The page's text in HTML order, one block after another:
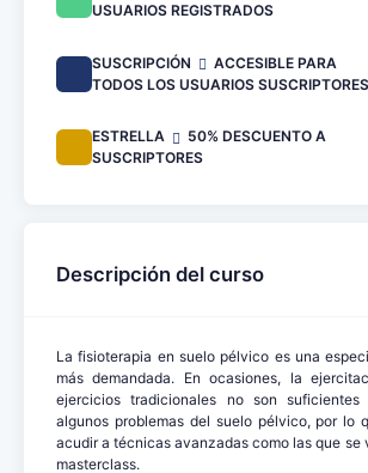
USUARIOS REGISTRADOS
SUSCRIPCIÓN
ACCESIBLE PARA
TODOS LOS USUARIOS SUSCRIPTORES
ESTRELLA
50% DESCUENTO A
SUSCRIPTORES
Descripción del curso
La fisioterapia en suelo pélvico es una
más demandada. En ocasiones, la
ejercicios tradicionales no son suficientes
algunos problemas del suelo pélvico, por lo
acudir a técnicas avanzadas como las que se
masterclass.